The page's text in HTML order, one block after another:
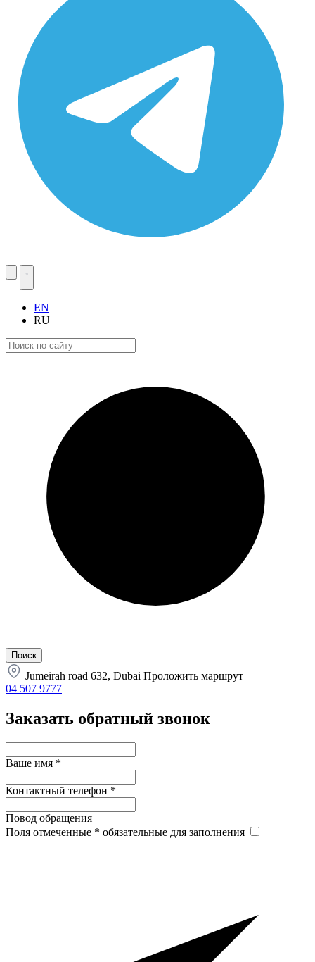
EN
RU
Jumeirah road 632, Dubai Проложить маршрут
04 507 9777
Заказать обратный звонок
Ваше имя *
Контактный телефон *
Повод обращения
Поля отмеченные * обязательные для заполнения